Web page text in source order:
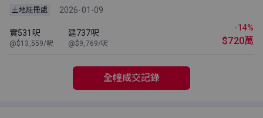
土地註冊處 2026-01-09
實531呎
@$13,559/呎
建737呎
@$9,769/呎
-14%
$720萬
全幢成交記錄